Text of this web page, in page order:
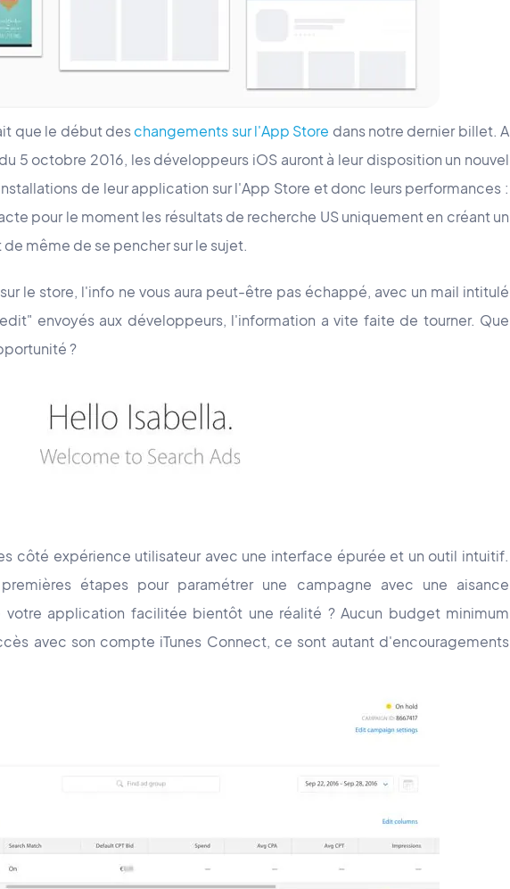
que le début deschangements sur l'App Store dans notre dernier billet. A
5 octobre 2016, les développeurs iOS auront à leur disposition un nouvel
de leur application sur l'App Store et donc leurs performances :
pour le moment les résultats de recherche US uniquement en créant un
même de se pencher sur le sujet.
le store, l'info ne vous aura peut-être pas échappé, avec un mail intitulé
envoyés aux développeurs, l'information a vite faite de tourner. Que
?
côté expérience utilisateur avec une interface épurée et un outil intuitif.
étapes pour paramétrer une campagne avec une aisance
application facilitée bientôt une réalité ? Aucun budget minimum
avec son compte iTunes Connect, ce sont autant d'encouragements